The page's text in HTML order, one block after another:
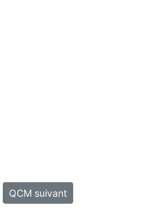
QCM suivant